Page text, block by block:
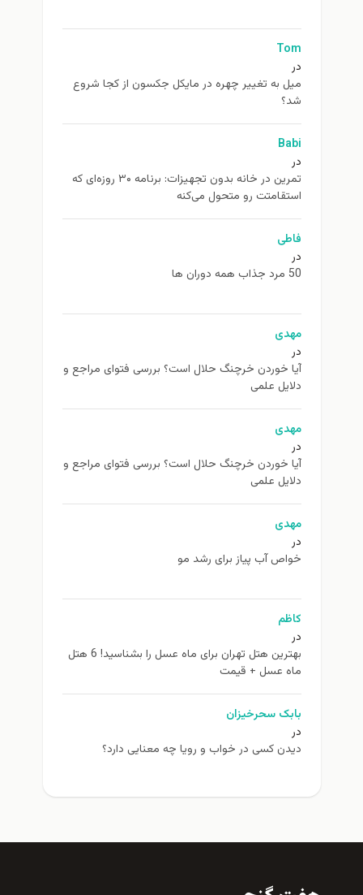
Tom
در
ميل به تغيير چهره در مایکل جکسون از كجا شروع
شد؟
Babi
در
تمرین در خانه بدون تجهیزات: برنامه ۳۰ روزه‌ای که
استقامتت رو متحول می‌کنه
فاطی
در
50 مرد جذاب همه دوران ها
مهدی
در
آیا خوردن خرچنگ حلال است؟ بررسی فتوای مراجع و
دلایل علمی
مهدی
در
آیا خوردن خرچنگ حلال است؟ بررسی فتوای مراجع و
دلایل علمی
مهدی
در
خواص آب پیاز برای رشد مو
کاظم
در
بهترین هتل تهران برای ماه عسل را بشناسید! 6 هتل
ماه عسل + قیمت
بابک سحرخیزان
در
دیدن کسی در خواب و رویا چه معنایی دارد؟